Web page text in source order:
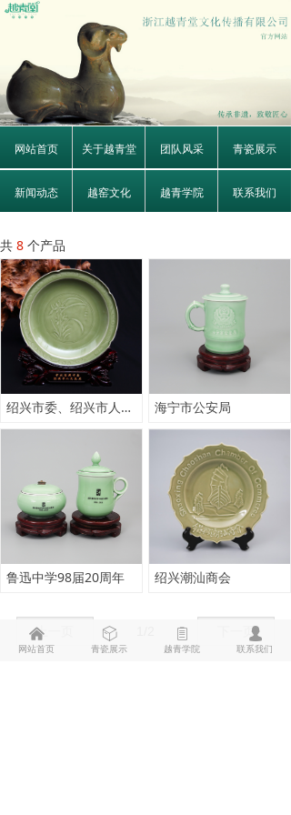
网站首页 关于越青堂 团队风采 青瓷展示
新闻动态 越窑文化 越青学院 联系我们
共 8 个产品
绍兴市委、绍兴市人民政府 海宁市公安局
鲁迅中学98届20周年 绍兴潮汕商会
上一页 下一页
낀
网站首页
ꁦ
青瓷展示
ꁩ
越青学院
넙
联系我们